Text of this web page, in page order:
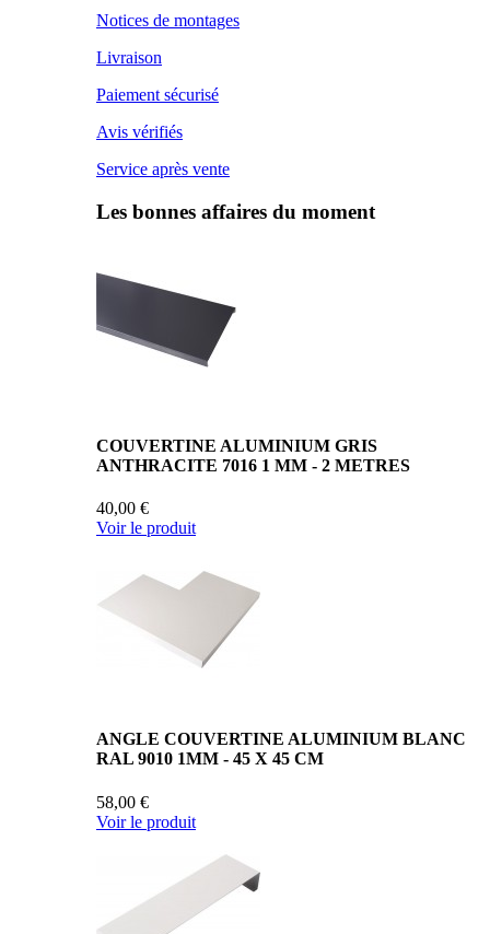
Notices de montages
Livraison
Paiement sécurisé
Avis vérifiés
Service après vente
Les bonnes affaires du moment
COUVERTINE ALUMINIUM GRIS
ANTHRACITE 7016 1 MM - 2 METRES
40,00 €
Voir le produit
ANGLE COUVERTINE ALUMINIUM BLANC
RAL 9010 1MM - 45 X 45 CM
58,00 €
Voir le produit